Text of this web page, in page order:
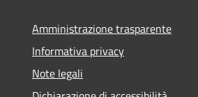
Amministrazione trasparente
Informativa privacy
Note legali